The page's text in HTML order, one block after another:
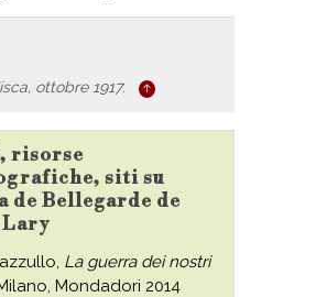
ottobre 1917.
risorse
siti su
de Bellegarde de
La guerra dei nostri
Mondadori 2014